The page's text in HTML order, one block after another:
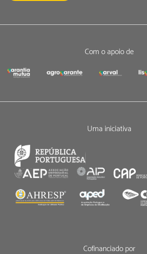
Com o apoio de
Uma iniciativa
Cofinanciado por